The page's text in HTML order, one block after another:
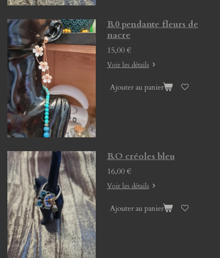
B.0 pendante fleurs de
nacre
15,00 €
Voir les détails
Ajouter au panier
B.O créoles bleu
16,00 €
Voir les détails
Ajouter au panier